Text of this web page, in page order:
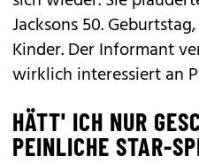
Jacksons 50.
Kinder. Der Informant
wirklich interessiert an
HÄTT' ICH NUR
PEINLICHE STAR-